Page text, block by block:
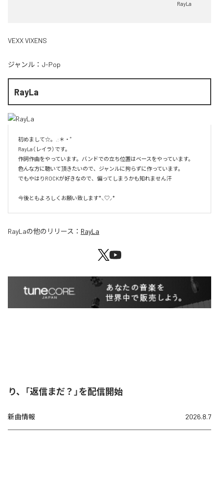
RayLa
VEXX VIXENS
ジャンル： J-Pop
RayLa
初めまして☆。.:＊・゜
RayLa（レイラ）です。
作詞作曲をやっています。バンドでの立ち位置はベースをやっています。
色んな方に聴いて頂きたいので、ジャンルに拘らずに作っています。
でもやはりROCKが好きなので、偏ってしまうかも知れません汗
今後ともよろしくお願い致します*⸜♡⸝*
RayLaの他のリリース： RayLa
り、「返信まだ？」を配信開始
新曲情報 2026.8.7